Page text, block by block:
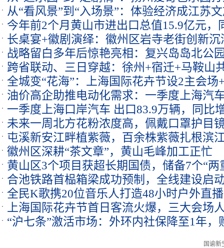
从“看风景”到“入场景”：体验经济成江苏
今年前2个月黄山市进出口总值15.9亿元，
长桌宴+徽剧演绎：徽州区岩寺老街创新
战略留白多年后惊艳亮相：复兴岛岛北公
跨省联动、三日穿越：徐州+宿迁+马鞍山
路全城变“花海”：上海国际花卉节设2主会场
油价高企助推电动化需求：一季度上海汽
一季度上海口岸汽车 出口83.9万辆，同比
未来一周北方花粉浓度高，佩戴口罩护目
屯溪新安江畔植紫薇，百余株紫薇扎根滨
徽州区深耕“茶文章”，黄山毛峰加工正忙
黄山区3个项目获超长期国债，储备7个“两
合池铁路首榀箱梁成功预制，全线建设启
全民K歌携20位音乐人打造48小时户外直
上海国际花卉节首日客流火爆，三大会场
“沪七条”激活市场：外环内社保降至1年，
国谕新